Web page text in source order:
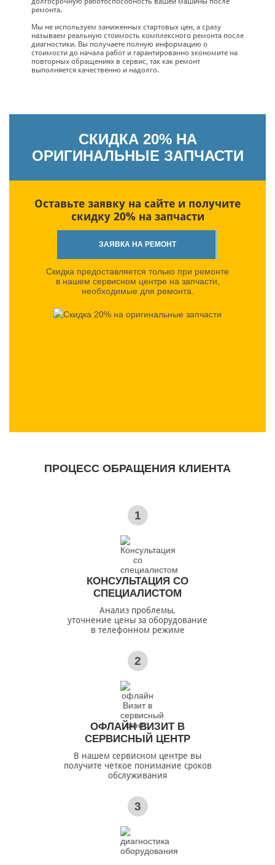
ремонта.
Мы не используем заниженных стартовых цен, а сразу
называем реальную стоимость комплексного ремонта после
диагностики. Вы получаете полную информацию о
стоимости до начала работ и гарантированно экономите на
повторных обращениях в сервис, так как ремонт
выполняется качественно и надолго.
СКИДКА 20% НА
ОРИГИНАЛЬНЫЕ ЗАПЧАСТИ
Оставьте заявку на сайте и получите
скидку 20% на запчасти
ЗАЯВКА НА РЕМОНТ
Скидка предоставляется только при ремонте
в нашем сервисном центре на запчасти,
необходимые для ремонта.
ПРОЦЕСС ОБРАЩЕНИЯ КЛИЕНТА
1
КОНСУЛЬТАЦИЯ СО
СПЕЦИАЛИСТОМ
Анализ проблемы,
уточнение цены за оборудование
в телефонном режиме
2
ОФЛАЙН ВИЗИТ В
СЕРВИСНЫЙ ЦЕНТР
В нашем сервисном центре вы
получите четкое понимание сроков
обслуживания
3